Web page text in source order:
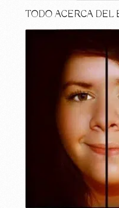
TODO ACERCA DEL